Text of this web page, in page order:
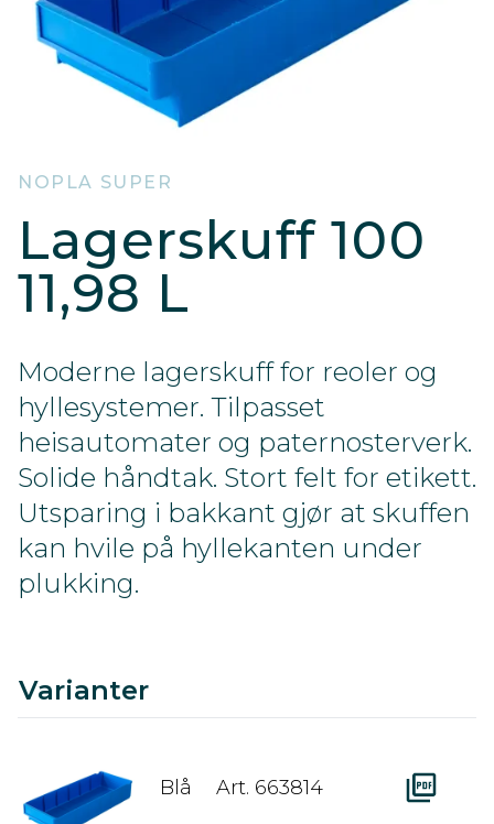
NOPLA SUPER
Lagerskuff 100
11,98 L
Moderne lagerskuff for reoler og
hyllesystemer. Tilpasset
heisautomater og paternosterverk.
Solide håndtak. Stort felt for etikett.
Utsparing i bakkant gjør at skuffen
kan hvile på hyllekanten under
plukking.
Varianter
Blå Art. 663814